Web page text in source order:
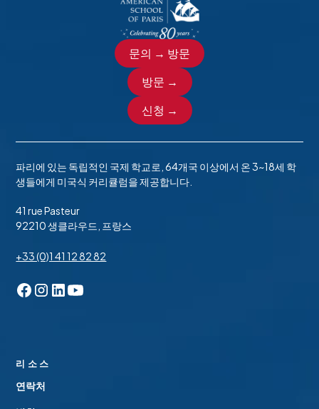
문의 → 방문
방문 →
신청 →
파리에 있는 독립적인 국제 학교로, 64개국 이상에서 온 3~18세 학
생들에게 미국식 커리큘럼을 제공합니다.
41 rue Pasteur
92210 생클라우드, 프랑스
+33 (0)1 41 12 82 82
리소스
연락처